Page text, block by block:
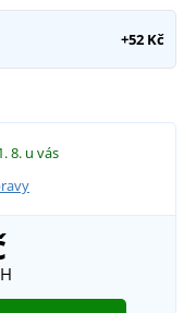
+52 Kč
8. u vás